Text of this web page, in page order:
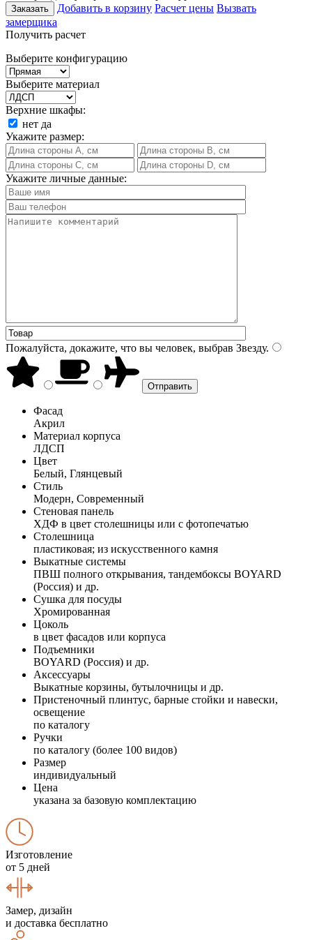
Заказать Добавить в корзину Расчет цены Вызвать
замерщика
Получить расчет
Выберите конфигурацию
Выберите материал
Верхние шкафы:
нет да
Укажите размер:
Укажите личные данные:
Пожалуйста, докажите, что вы человек, выбрав Звезду.
Фасад
Акрил
Материал корпуса
ЛДСП
Цвет
Белый, Глянцевый
Стиль
Модерн, Современный
Стеновая панель
ХДФ в цвет столешницы или с фотопечатью
Столешница
пластиковая; из искусственного камня
Выкатные системы
ПВШ полного открывания, тандембоксы BOYARD
(Россия) и др.
Сушка для посуды
Хромированная
Цоколь
в цвет фасадов или корпуса
Подъемники
BOYARD (Россия) и др.
Аксессуары
Выкатные корзины, бутылочницы и др.
Пристеночный плинтус, барные стойки и навески,
освещение
по каталогу
Ручки
по каталогу (более 100 видов)
Размер
индивидуальный
Цена
указана за базовую комплектацию
Изготовление
от 5 дней
Замер, дизайн
и доставка бесплатно